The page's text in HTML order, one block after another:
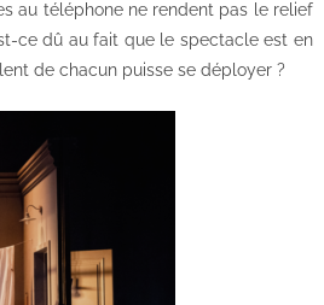
au téléphone ne rendent pas le relief
ce dû au fait que le spectacle est en
de chacun puisse se déployer ?